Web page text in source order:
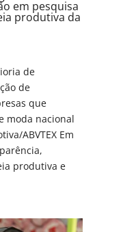
em pesquisa
produtiva da
de
de
que
moda nacional
ABVTEX Em
produtiva e